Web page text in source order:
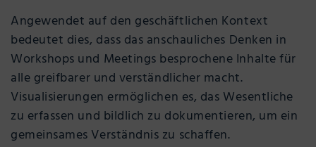
Angewendet auf den geschäftlichen Kontext
bedeutet dies, dass das anschauliches Denken in
Workshops und Meetings besprochene Inhalte für
alle greifbarer und verständlicher macht.
Visualisierungen ermöglichen es, das Wesentliche
zu erfassen und bildlich zu dokumentieren, um ein
gemeinsames Verständnis zu schaffen.